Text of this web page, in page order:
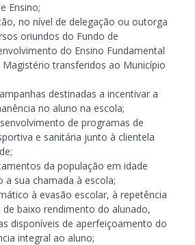
Ensino;
no nível de delegação ou outorga
oriundos do Fundo de
do Ensino Fundamental
transferidos ao Município
destinadas a incentivar a
no aluno na escola;
de programas de
e sanitária junto à clientela
da população em idade
a sua chamada à escola;
à evasão escolar, à repetência
baixo rendimento do alunado,
disponíveis de aperfeiçoamento do
integral ao aluno;